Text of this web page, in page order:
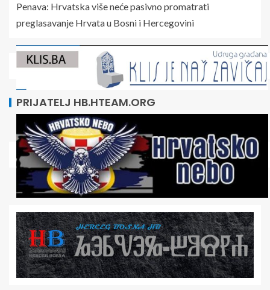
Penava: Hrvatska više neće pasivno promatrati
preglasavanje Hrvata u Bosni i Hercegovini
PRIJATELJ HB.HTEAM.ORG